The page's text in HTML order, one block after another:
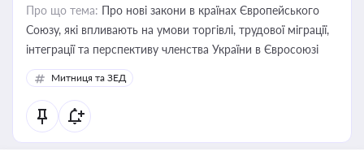
Про що тема: Про нові закони в країнах Європейського
Союзу, які впливають на умови торгівлі, трудової міграції,
інтеграції та перспективу членства України в Євросоюзі
Митниця та ЗЕД